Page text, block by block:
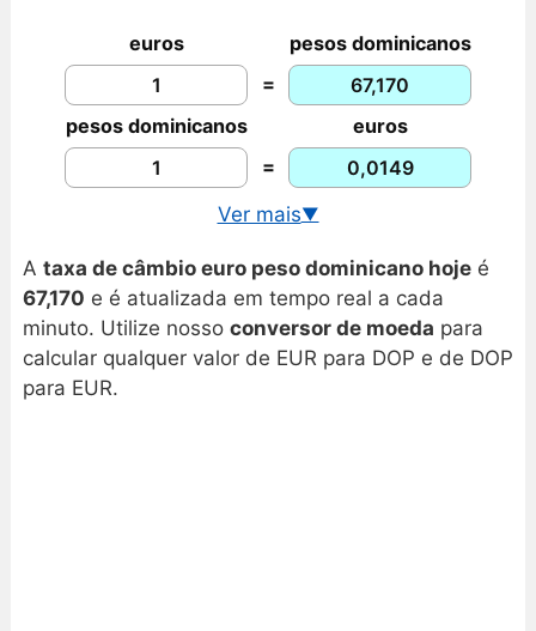
euros
pesos dominicanos
=
pesos dominicanos
euros
=
Ver mais▼
Cotação USD/DOP em tempo real
Gráfico euro/peso dominicano
A taxa de câmbio euro peso dominicano hojeé
67,170 e é atualizada em tempo real a cada
minuto. Utilize nosso conversor de moeda para
calcular qualquer valor de EUR para DOP e de DOP
para EUR.